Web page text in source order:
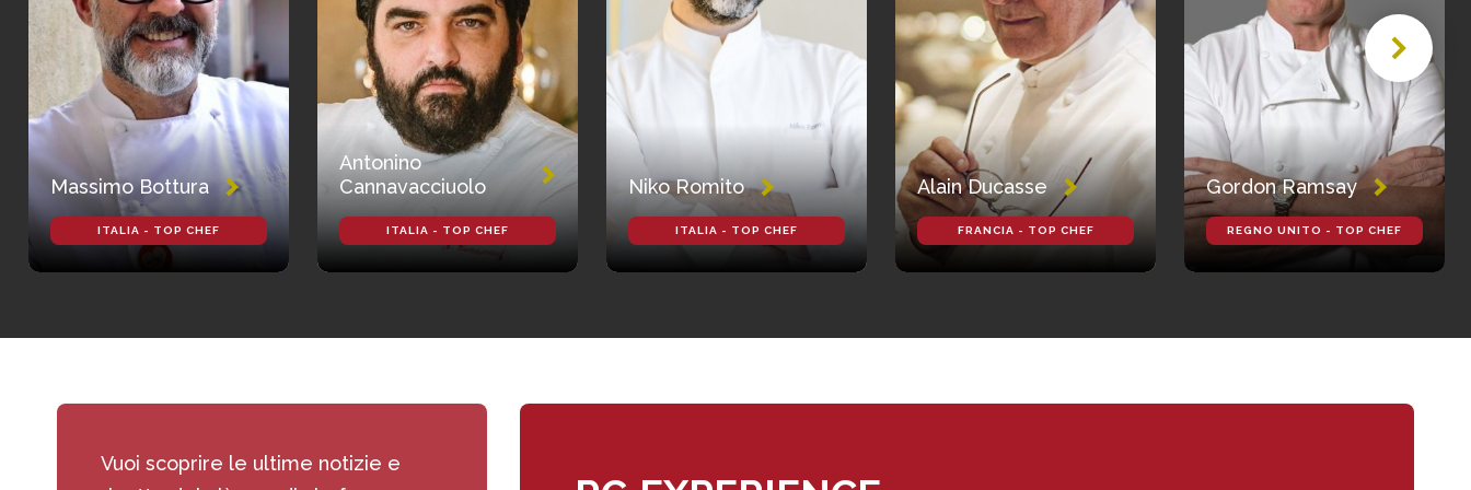
Massimo Bottura
ITALIA - TOP CHEF
Antonino
Cannavacciuolo
ITALIA - TOP CHEF
Niko Romito
ITALIA - TOP CHEF
Alain Ducasse
FRANCIA - TOP CHEF
Gordon Ramsay
REGNO UNITO - TOP CHEF
Vuoi scoprire le ultime notizie e